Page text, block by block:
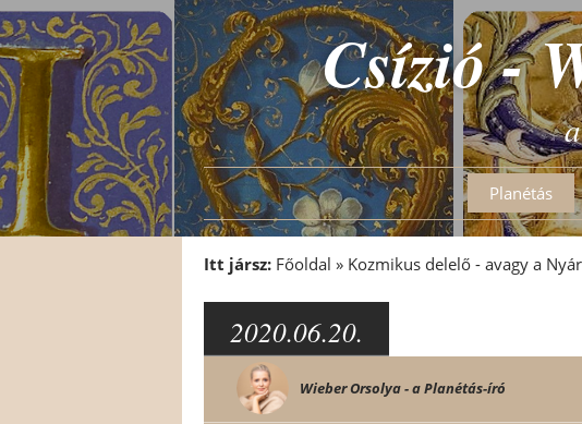
Csízió -
Planétás
Itt jársz: Főoldal » Kozmikus delelő - avagy a
2020.06.20.
Wieber Orsolya - a Planétás-író